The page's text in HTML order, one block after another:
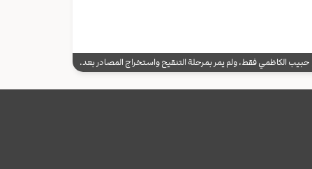
الكاظمي فقط، ولم يمر بمرحلة التنقيح واستخراج المصادر بعد.